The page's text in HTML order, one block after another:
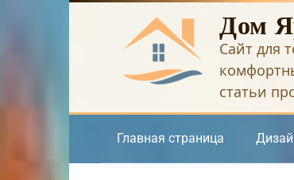
Дом
Сайт для
статьи
Главная страница